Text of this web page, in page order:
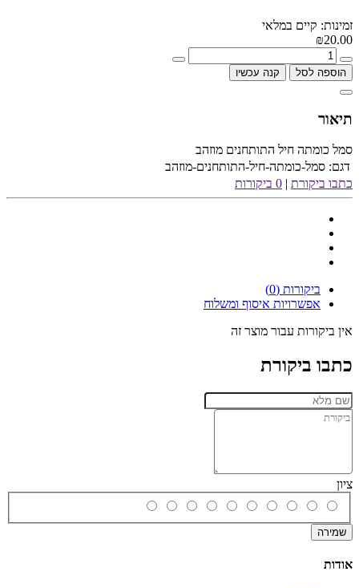
זמינות: קיים במלאי
₪20.00
הוספה לסל קנה עכשיו
תיאור
סמל כומתה חיל התותחנים מוזהב
דגם: סמל-כומתה-חיל-התותחנים-מוזהב
כתבו ביקורת | 0 ביקורות
ביקורות (0)
אפשרויות איסוף ומשלוח
אין ביקורות עבור מוצר זה
כתבו ביקורת
ציון
שמירה
אודות